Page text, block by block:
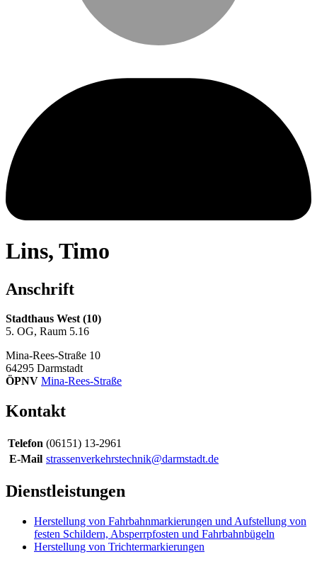
Lins, Timo
Anschrift
Stadthaus West (10)
5. OG, Raum 5.16
Mina-Rees-Straße 10
64295 Darmstadt
ÖPNV Mina-Rees-Straße
Kontakt
Telefon (06151) 13-2961
E-Mail strassenverkehrstechnik@darmstadt.de
Dienstleistungen
Herstellung von Fahrbahnmarkierungen und Aufstellung von
festen Schildern, Absperrpfosten und Fahrbahnbügeln
Herstellung von Trichtermarkierungen